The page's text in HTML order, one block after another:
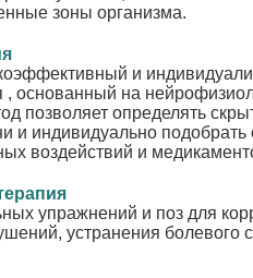
зоны организма.
и
, основанный на
позволяет определять
и индивидуально
воздействий и
упражнений и поз для
устранения болевого